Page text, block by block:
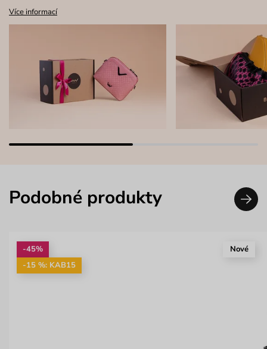
Více informací
Podobné produkty
-45%
-15 %: KAB15
Nové